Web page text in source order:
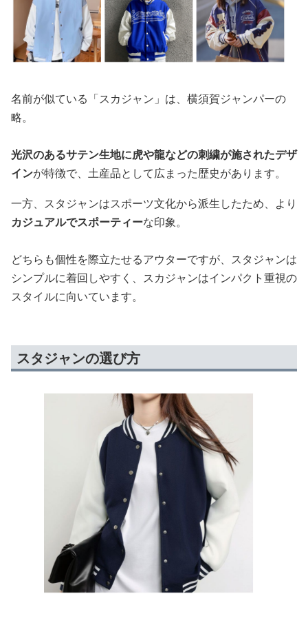
名前が似ている「スカジャン」は、横須賀ジャンパーの
略。
光沢のあるサテン生地に虎や龍などの刺繍が施されたデザ
インが特徴で、土産品として広まった歴史があります。
一方、スタジャンはスポーツ文化から派生したため、より
カジュアルでスポーティーな印象。
どちらも個性を際立たせるアウターですが、スタジャンは
シンプルに着回しやすく、スカジャンはインパクト重視の
スタイルに向いています。
スタジャンの選び方